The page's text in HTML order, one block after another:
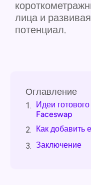
лица и
потенциал.
Оглавление
1. Идеи
Faceswap
2. Как добавить
3. Заключение